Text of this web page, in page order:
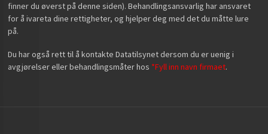
finner du øverst på denne siden). Behandlingsansvarlig har ansvaret
for å ivareta dine rettigheter, og hjelper deg med det du måtte lure
på.
Du har også rett til å kontakte Datatilsynet dersom du er uenig i
avgjørelser eller behandlingsmåter hos *Fyll inn navn firmaet.